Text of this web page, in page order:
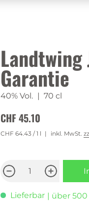
Landtwing
Garantie
40% Vol. | 70 cl
CHF 45.10
CHF 64.43/ 1 l inkl. MwSt.
Lieferbar | über